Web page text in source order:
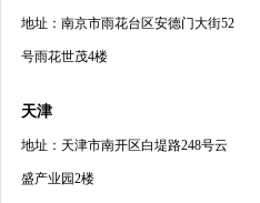
地址：南京市雨花台区安德门大街52
号雨花世茂4楼
天津
地址：天津市南开区白堤路248号云
盛产业园2楼